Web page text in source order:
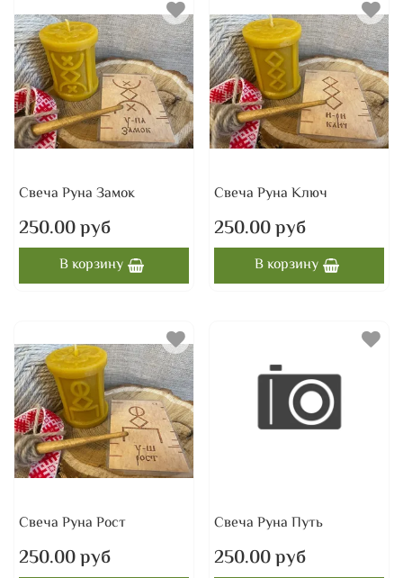
Свеча Руна Замок
250.00 руб
В корзину
Свеча Руна Ключ
250.00 руб
В корзину
Свеча Руна Рост
250.00 руб
Свеча Руна Путь
250.00 руб